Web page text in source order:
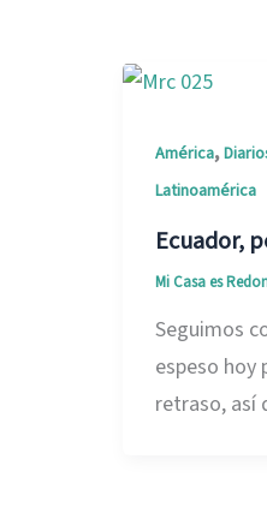
América,
Latinoamérica
Ecuador,
Mi Casa es
Seguimos
espeso hoy
retraso, así